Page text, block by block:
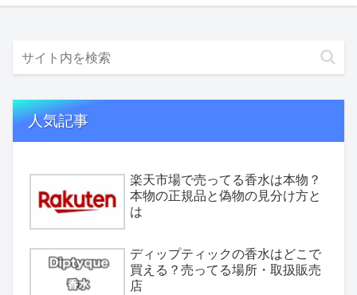
人気記事
楽天市場で売ってる香水は本物？
本物の正規品と偽物の見分け方と
は
ディップティックの香水はどこで
買える？売ってる場所・取扱販売
店